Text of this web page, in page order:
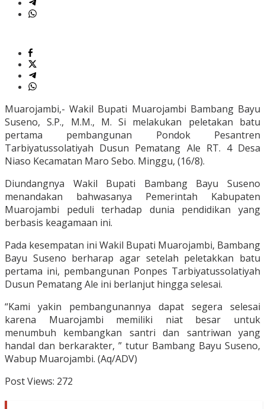
Muarojambi,- Wakil Bupati Muarojambi Bambang Bayu
Suseno, S.P., M.M., M. Si melakukan peletakan batu
pertama pembangunan Pondok Pesantren
Tarbiyatussolatiyah Dusun Pematang Ale RT. 4 Desa
Niaso Kecamatan Maro Sebo. Minggu, (16/8).
Diundangnya Wakil Bupati Bambang Bayu Suseno
menandakan bahwasanya Pemerintah Kabupaten
Muarojambi peduli terhadap dunia pendidikan yang
berbasis keagamaan ini.
Pada kesempatan ini Wakil Bupati Muarojambi, Bambang
Bayu Suseno berharap agar setelah peletakkan batu
pertama ini, pembangunan Ponpes Tarbiyatussolatiyah
Dusun Pematang Ale ini berlanjut hingga selesai.
“Kami yakin pembangunannya dapat segera selesai
karena Muarojambi memiliki niat besar untuk
menumbuh kembangkan santri dan santriwan yang
handal dan berkarakter, ” tutur Bambang Bayu Suseno,
Wabup Muarojambi. (Aq/ADV)
Post Views: 272